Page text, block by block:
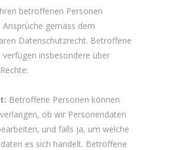
betroffenen Personen
Ansprüche gemäss dem
Datenschutzrecht. Betroffene
verfügen insbesondere über
Betroffene Personen können
ob wir Personendaten
und falls ja, um welche
es sich handelt. Betroffene